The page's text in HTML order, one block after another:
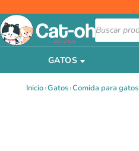
al
contenido
Búsqueda
de
productos
GATOS
Inicio›Gatos›Comida para gatos